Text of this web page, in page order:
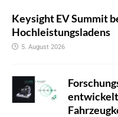
Keysight EV Summit
Hochleistungsladens
5. August 2026